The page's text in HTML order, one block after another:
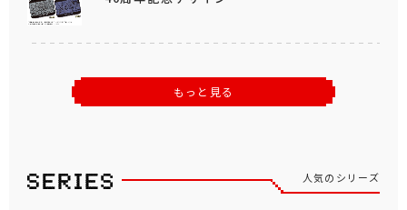
もっと見る
人気のシリーズ